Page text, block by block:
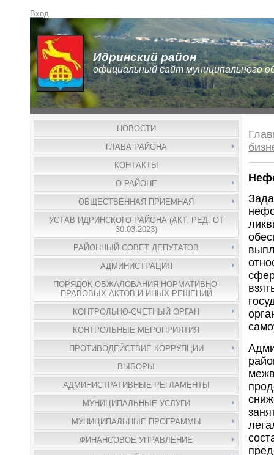
Вход
Идринский район
официальный сайт муниципального
НОВОСТИ
ГЛАВА РАЙОНА
КОНТАКТЫ
О РАЙОНЕ
ОБЩЕСТВЕННАЯ ПРИЕМНАЯ
УСТАВ ИДРИНСКОГО РАЙОНА (АКТ. РЕД. ОТ
30.03.2023)
РАЙОННЫЙ СОВЕТ ДЕПУТАТОВ
АДМИНИСТРАЦИЯ
ПОРЯДОК ОБЖАЛОВАНИЯ НОРМАТИВНО-
ПРАВОВЫХ АКТОВ И ИНЫХ РЕШЕНИЙ
КОНТРОЛЬНО-СЧЕТНЫЙ ОРГАН
КОНТРОЛЬНЫЕ МЕРОПРИЯТИЯ
ПРОТИВОДЕЙСТВИЕ КОРРУПЦИИ
ВЫБОРЫ
АДМИНИСТРАТИВНЫЕ РЕГЛАМЕНТЫ
МУНИЦИПАЛЬНЫЕ УСЛУГИ
МУНИЦИПАЛЬНЫЕ ПРОГРАММЫ
ФИНАНСОВОЕ УПРАВЛЕНИЕ